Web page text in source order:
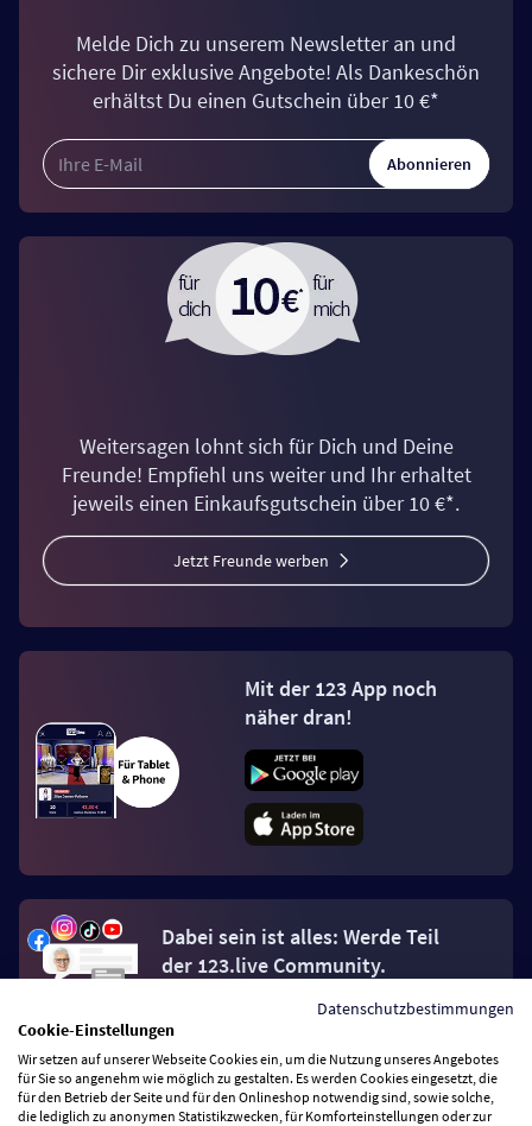
Melde Dich zu unserem Newsletter an und
sichere Dir exklusive Angebote! Als Dankeschön
erhältst Du einen Gutschein über 10 €*
Abonnieren
Weitersagen lohnt sich für Dich und Deine
Freunde! Empfiehl uns weiter und Ihr erhaltet
jeweils einen Einkaufsgutschein über 10 €*.
Jetzt Freunde werben
Mit der 123 App noch
näher dran!
Dabei sein ist alles: Werde Teil
der 123.live Community.
Datenschutzbestimmungen
Cookie-Einstellungen
Wir setzen auf unserer Webseite Cookies ein, um die Nutzung unseres Angebotes
für Sie so angenehm wie möglich zu gestalten. Es werden Cookies eingesetzt, die
für den Betrieb der Seite und für den Onlineshop notwendig sind, sowie solche,
die lediglich zu anonymen Statistikzwecken, für Komforteinstellungen oder zur